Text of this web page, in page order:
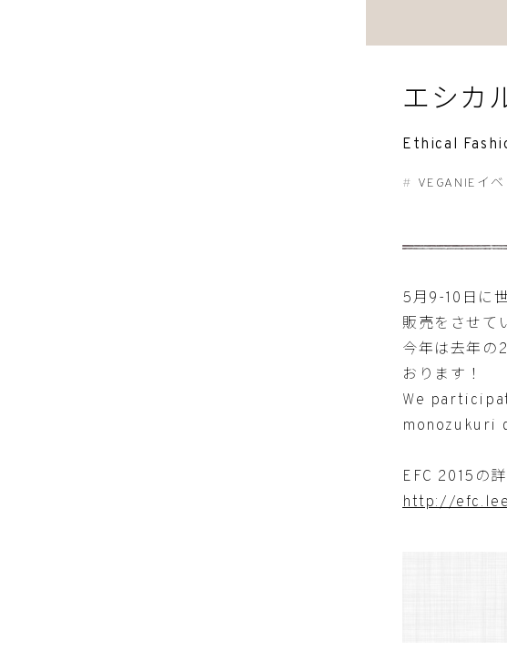
エシカ
Ethical
VEGANIEイ
5月9-10日に
販売をさせて
今年は去年の
おります！
We
monozukuri
EFC 2015の
http://